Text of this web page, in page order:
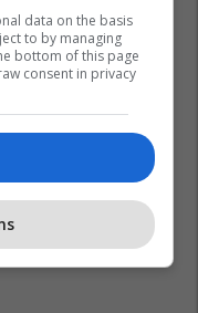
data on the basis
to by managing
bottom of this page
consent in privacy